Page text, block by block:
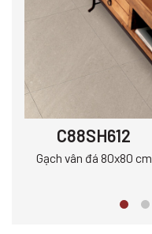
C88SH612
Gạch vân đá 80x80 cm